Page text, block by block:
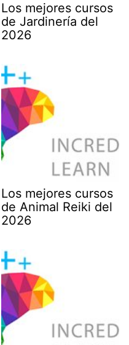
Los mejores cursos
de Jardinería del
2026
Los mejores cursos
de Animal Reiki del
2026